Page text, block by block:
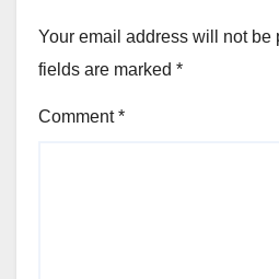
Your email address will not be
fields are marked *
Comment*